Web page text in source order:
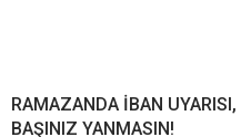
RAMAZANDA İBAN UYARISI,
BAŞINIZ YANMASIN!